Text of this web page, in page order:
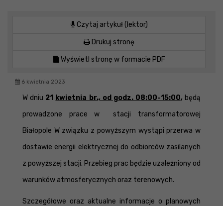
Czytaj artykuł (lektor)
Drukuj stronę
Wyświetl stronę w formacie PDF
6 kwietnia 2023
W dniu 21 kwietnia br., od godz. 08:00-15:00, będą
prowadzone prace w stacji transformatorowej
Białopole W związku z powyższym wystąpi przerwa w
dostawie energii elektrycznej do odbiorców zasilanych
z powyższej stacji. Przebieg prac będzie uzależniony od
warunków atmosferycznych oraz terenowych.
Szczegółowe oraz aktualne informacje o planowych